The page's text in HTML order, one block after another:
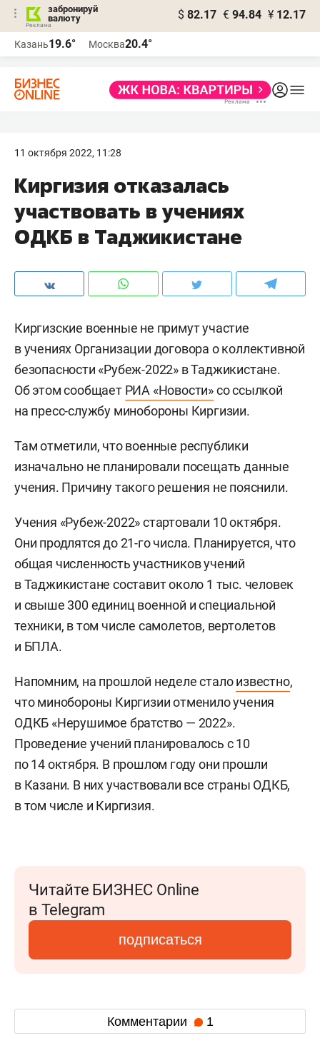
забронируй
валюту
$ 82.17 € 94.84 ¥ 12.17
Казань19.6° Москва20.4°
11 октября 2022, 11:28
Киргизия отказалась
участвовать в учениях
ОДКБ в Таджикистане
Киргизские военные не примут участие
в учениях Организации договора о коллективной
безопасности «Рубеж-2022» в Таджикистане.
Об этом сообщает РИА «Новости»со ссылкой
на пресс-службу минобороны Киргизии.
Там отметили, что военные республики
изначально не планировали посещать данные
учения. Причину такого решения не пояснили.
Учения «Рубеж-2022» стартовали 10 октября.
Они продлятся до 21-го числа. Планируется, что
общая численность участников учений
в Таджикистане составит около 1 тыс. человек
и свыше 300 единиц военной и специальной
техники, в том числе самолетов, вертолетов
и БПЛА.
Напомним, на прошлой неделе сталоизвестно,
что минобороны Киргизии отменило учения
ОДКБ «Нерушимое братство — 2022».
Проведение учений планировалось с 10
по 14 октября. В прошлом году они прошли
в Казани. В них участвовали все страны ОДКБ,
в том числе и Киргизия.
Читайте БИЗНЕС Online
в Telegram
подписаться
Комментарии 1